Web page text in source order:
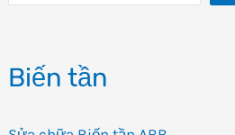
Biến tần